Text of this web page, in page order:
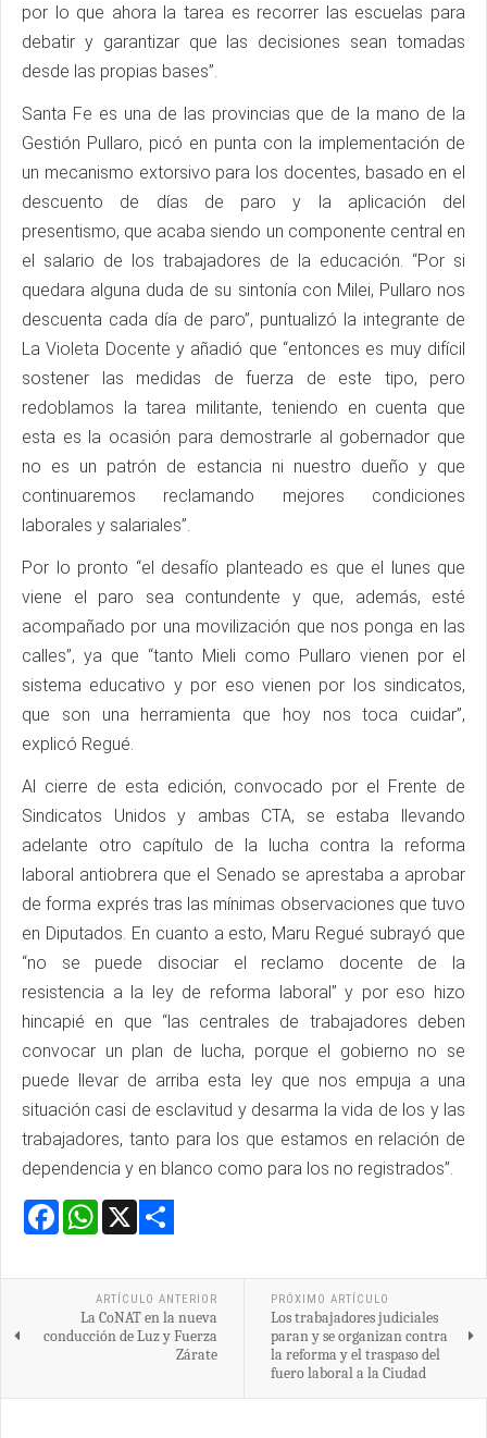
por lo que ahora la tarea es recorrer las escuelas para
debatir y garantizar que las decisiones sean tomadas
desde las propias bases”.
Santa Fe es una de las provincias que de la mano de la
Gestión Pullaro, picó en punta con la implementación de
un mecanismo extorsivo para los docentes, basado en el
descuento de días de paro y la aplicación del
presentismo, que acaba siendo un componente central en
el salario de los trabajadores de la educación. “Por si
quedara alguna duda de su sintonía con Milei, Pullaro nos
descuenta cada día de paro”, puntualizó la integrante de
La Violeta Docente y añadió que “entonces es muy difícil
sostener las medidas de fuerza de este tipo, pero
redoblamos la tarea militante, teniendo en cuenta que
esta es la ocasión para demostrarle al gobernador que
no es un patrón de estancia ni nuestro dueño y que
continuaremos reclamando mejores condiciones
laborales y salariales”.
Por lo pronto “el desafío planteado es que el lunes que
viene el paro sea contundente y que, además, esté
acompañado por una movilización que nos ponga en las
calles”, ya que “tanto Mieli como Pullaro vienen por el
sistema educativo y por eso vienen por los sindicatos,
que son una herramienta que hoy nos toca cuidar”,
explicó Regué.
Al cierre de esta edición, convocado por el Frente de
Sindicatos Unidos y ambas CTA, se estaba llevando
adelante otro capítulo de la lucha contra la reforma
laboral antiobrera que el Senado se aprestaba a aprobar
de forma exprés tras las mínimas observaciones que tuvo
en Diputados. En cuanto a esto, Maru Regué subrayó que
“no se puede disociar el reclamo docente de la
resistencia a la ley de reforma laboral” y por eso hizo
hincapié en que “las centrales de trabajadores deben
convocar un plan de lucha, porque el gobierno no se
puede llevar de arriba esta ley que nos empuja a una
situación casi de esclavitud y desarma la vida de los y las
trabajadores, tanto para los que estamos en relación de
dependencia y en blanco como para los no registrados”.
Facebook
WhatsApp
ARTÍCULO ANTERIOR
La CoNAT en la nueva
conducción de Luz y Fuerza
Zárate
PRÓXIMO ARTÍCULO
Los trabajadores judiciales
paran y se organizan contra
la reforma y el traspaso del
fuero laboral a la Ciudad